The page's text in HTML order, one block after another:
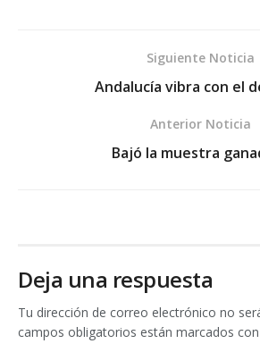
Siguiente Noticia
Andalucía vibra con el
Anterior Noticia
Bajó la muestra
Deja una respuesta
Tu dirección de correo electrónico no
campos obligatorios están marcados con